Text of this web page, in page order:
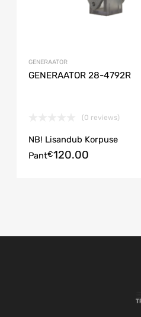
GENERAATOR
GENERAATOR 28-4792R
(0 reviews)
NB! Lisandub Korpuse
Pant€120.00